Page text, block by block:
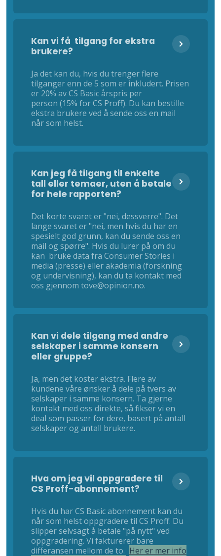
Kan vi få tilgang for ekstra
brukere?
Ja det kan du, hvis du trenger flere
tilganger enn de 5 som er inkludert. Prisen
er 20% av CS Basic årspris per
person (15% for CS Proff). Du kan bestille
ekstra brukere ved å sende oss en mail
når som helst.
Kan jeg få tilgang til enkelte
tall eller temaer, uten å betale
for hele rapporten?
Det korte svaret er "nei, dessverre". Det
lange svaret er "nei, men hvis du har en
spesielt god grunn, kan du sende oss en
mail og spørre". Hvis du lurer på om du
kan bruke data fra Consumer Stories i
media (presse) eller akademia (forskning
og undervisning), kan du ta kontakt med
oss gjennom tove@opinion.no.
Kan vi dele tilgang med andre
selskaper i samme konsern
eller gruppe?
Ja, men det koster ekstra. Flere av
kundene våre ønsker å dele på tvers av
selskaper i samme konsern. Ta gjerne
kontakt med oss direkte, så fikser vi en
deal som passer for dere, basert på antall
selskaper og antall brukere.
Hva om jeg vil oppgradere til
CS Proff-abonnement?
Hvis du har CS Basic abonnement kan du
når som helst oppgradere til CS Proff. Du
slipper selvsagt å betale "på nytt" ved
oppgradering. Vi fakturerer bare
differansen mellom de to. Her er mer info